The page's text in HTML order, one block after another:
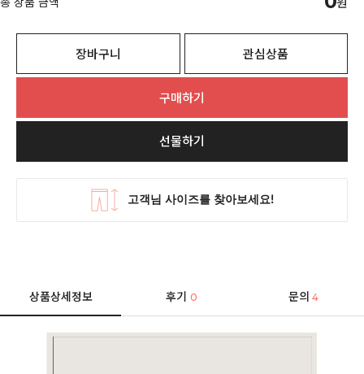
장바구니 관심상품
구매하기
선물하기
상품상세정보 후기0 문의 4